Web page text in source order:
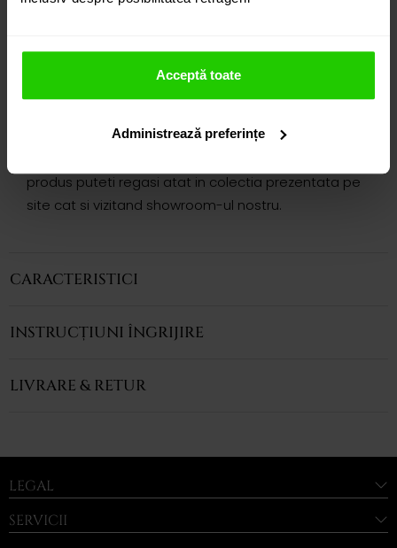
Acceptă toate
Administrează preferințe
sunt eleganti si in acelasi timp remarcabili.
produs puteti regasi atat in colectia prezentata pe
site cat si vizitand showroom-ul nostru.
CARACTERISTICI
INSTRUCȚIUNI ÎNGRIJIRE
LIVRARE & RETUR
LEGAL
SERVICII